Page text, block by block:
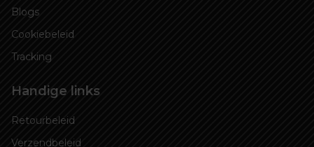
Blogs
Cookiebeleid
Tracking
Handige links
Retourbeleid
Verzendbeleid